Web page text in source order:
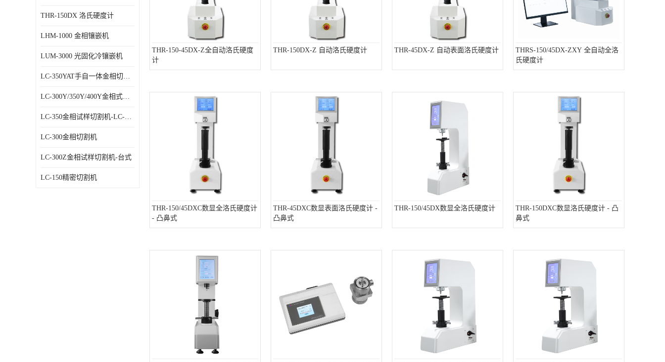
THR-150DX 洛氏硬度计
LHM-1000 金相镶嵌机
LUM-3000 光固化冷镶嵌机
LC-350YAT手自一体金相切割机
LC-300Y/350Y/400Y金相式样切割机
LC-350金相试样切割机-LC-350Z
LC-300金相切割机
LC-300Z金相试样切割机-台式
LC-150精密切割机
THR-150-45DX-Z全自动洛氏硬度
计
THR-150DX-Z 自动洛氏硬度计 THR-45DX-Z 自动表面洛氏硬度计
THRS-150/45DX-ZXY 全自动全洛
氏硬度计
THR-150/45DXC数显全洛氏硬度计
- 凸鼻式
THR-45DXC数显表面洛氏硬度计 -
凸鼻式
THR-150/45DX数显全洛氏硬度计
THR-150DXC数显洛氏硬度计 - 凸
鼻式